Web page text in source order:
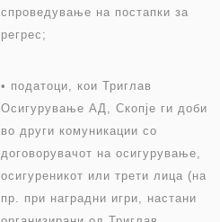
спроведување на постапки за
регрес;
• податоци, кои Триглав
Осигурување АД, Скопје ги
во други комуникации со
договорувачот на осигурување,
осигуреникот или трети лица (на
пр. при наградни игри, настани